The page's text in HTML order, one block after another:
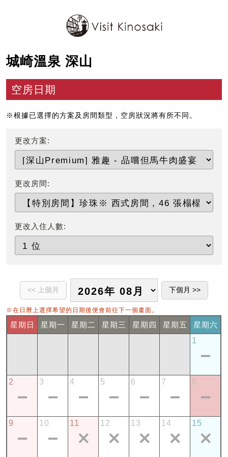
城崎溫泉 深山
空房日期
※根據已選擇的方案及房間類型，空房狀況將有所不同。
更改方案:
更改房間:
更改入住人數:
※在日曆上選擇希望的日期後便會前往下一個畫面。
星期日 星期一 星期二 星期三 星期四 星期五
星期六
1
2 3 4 5 6 7 8
9 10 11 12 13 14 15